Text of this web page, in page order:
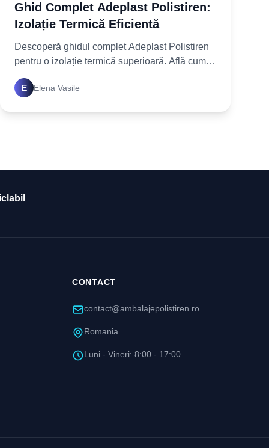
Ghid Complet Adeplast Polistiren:
Izolație Termică Eficientă
Descoperă ghidul complet Adeplast Polistiren
pentru o izolație termică superioară. Află cum
pentru polistiren
E Elena Vasile
CONTACT
contact@ambalajepolistiren.ro
Romania
Luni - Vineri: 8:00 - 17:00